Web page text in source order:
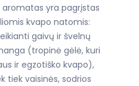
aromatas yra pagrįstas
kvapo natomis:
gaivų ir švelnų
(tropinė gėlė, kuri
ir egzotiško kvapo),
tiek vaisinės, sodrios